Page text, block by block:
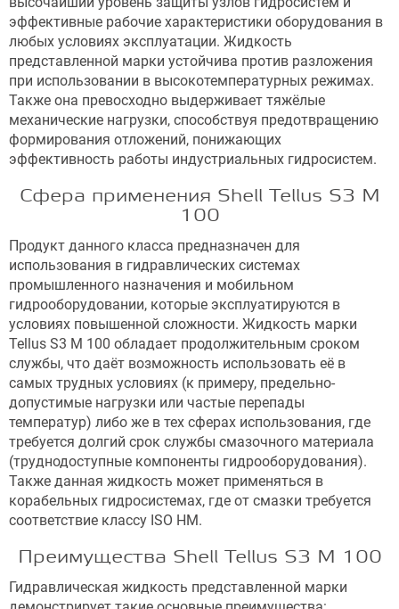
эффективные рабочие характеристики оборудования в
любых условиях эксплуатации. Жидкость
представленной марки устойчива против разложения
при использовании в высокотемпературных режимах.
Также она превосходно выдерживает тяжёлые
механические нагрузки, способствуя предотвращению
формирования отложений, понижающих
эффективность работы индустриальных гидросистем.
Сфера применения Shell Tellus S3 M
100
Продукт данного класса предназначен для
использования в гидравлических системах
промышленного назначения и мобильном
гидрооборудовании, которые эксплуатируются в
условиях повышенной сложности. Жидкость марки
Tellus S3 M 100 обладает продолжительным сроком
службы, что даёт возможность использовать её в
самых трудных условиях (к примеру, предельно-
допустимые нагрузки или частые перепады
температур) либо же в тех сферах использования, где
требуется долгий срок службы смазочного материала
(труднодоступные компоненты гидрооборудования).
Также данная жидкость может применяться в
корабельных гидросистемах, где от смазки требуется
соответствие классу ISO HM.
Преимущества Shell Tellus S3 M 100
Гидравлическая жидкость представленной марки